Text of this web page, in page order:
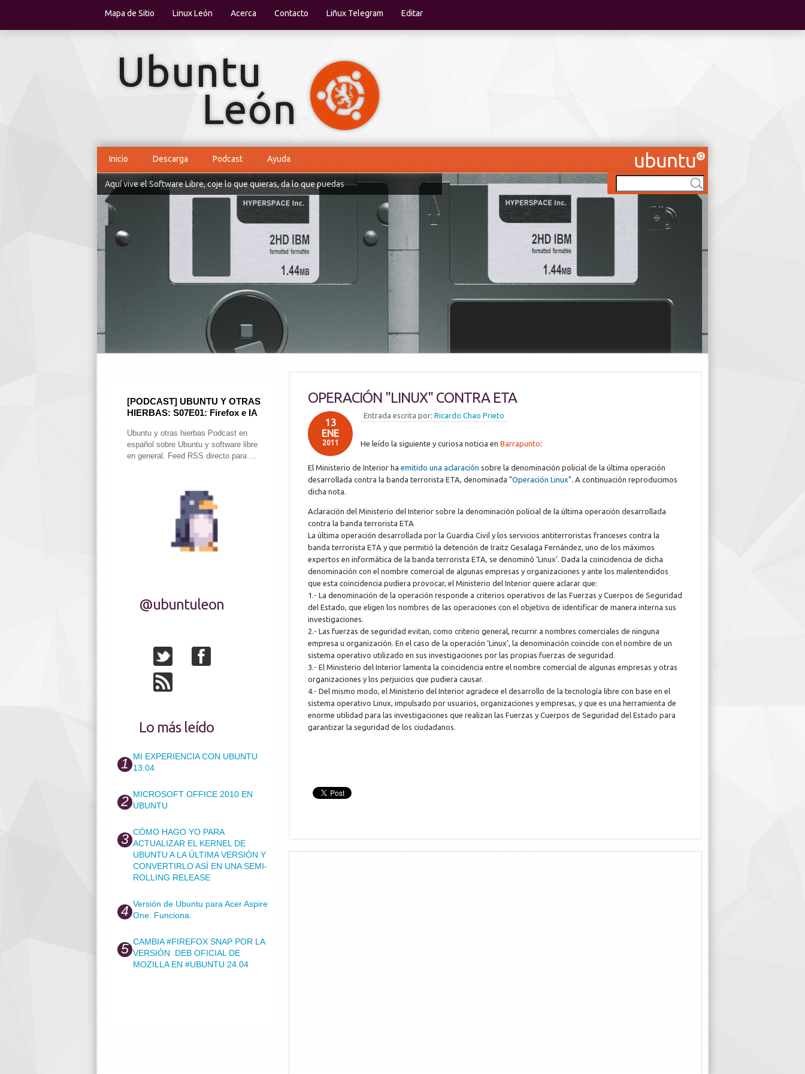
Mapa de Sitio Linux León Acerca Contacto Liñux Telegram Editar
Inicio Descarga Podcast Ayuda
Aquí vive el Software Libre, coje lo que quieras, da lo que puedas
OPERACIÓN "LINUX" CONTRA ETA
Entrada escrita por: Ricardo Chao Prieto
13
ENE
2011 He leído la siguiente y curiosa noticia en Barrapunto:
El Ministerio de Interior ha emitido una aclaración sobre la denominación policial de la última operación
desarrollada contra la banda terrorista ETA, denominada "Operación Linux". A continuación reproducimos
dicha nota.
Aclaración del Ministerio del Interior sobre la denominación policial de la última operación desarrollada
contra la banda terrorista ETA
La última operación desarrollada por la Guardia Civil y los servicios antiterroristas franceses contra la
banda terrorista ETA y que permitió la detención de Iraitz Gesalaga Fernández, uno de los máximos
expertos en informática de la banda terrorista ETA, se denominó ‘Linux’. Dada la coincidencia de dicha
denominación con el nombre comercial de algunas empresas y organizaciones y ante los malentendidos
que esta coincidencia pudiera provocar, el Ministerio del Interior quiere aclarar que:
1.- La denominación de la operación responde a criterios operativos de las Fuerzas y Cuerpos de Seguridad
del Estado, que eligen los nombres de las operaciones con el objetivo de identificar de manera interna sus
investigaciones.
2.- Las fuerzas de seguridad evitan, como criterio general, recurrir a nombres comerciales de ninguna
empresa u organización. En el caso de la operación ‘Linux’, la denominación coincide con el nombre de un
sistema operativo utilizado en sus investigaciones por las propias fuerzas de seguridad.
3.- El Ministerio del Interior lamenta la coincidencia entre el nombre comercial de algunas empresas y otras
organizaciones y los perjuicios que pudiera causar.
4.- Del mismo modo, el Ministerio del Interior agradece el desarrollo de la tecnología libre con base en el
sistema operativo Linux, impulsado por usuarios, organizaciones y empresas, y que es una herramienta de
enorme utilidad para las investigaciones que realizan las Fuerzas y Cuerpos de Seguridad del Estado para
garantizar la seguridad de los ciudadanos.
[PODCAST] UBUNTU Y OTRAS
HIERBAS: S07E01: Firefox e IA
Ubuntu y otras hierbas Podcast en
español sobre Ubuntu y software libre
en general. Feed RSS directo para ...
@ubuntuleon
Lo más leído
MI EXPERIENCIA CON UBUNTU
13.04
MICROSOFT OFFICE 2010 EN
UBUNTU
CÓMO HAGO YO PARA
ACTUALIZAR EL KERNEL DE
UBUNTU A LA ÚLTIMA VERSIÓN Y
CONVERTIRLO ASÍ EN UNA SEMI-
ROLLING RELEASE
Versión de Ubuntu para Acer Aspire
One. Funciona.
CAMBIA #FIREFOX SNAP POR LA
VERSIÓN .DEB OFICIAL DE
MOZILLA EN #UBUNTU 24.04